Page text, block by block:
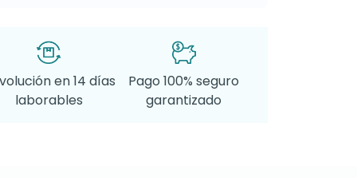
en 14 días
laborables
Pago 100% seguro
garantizado